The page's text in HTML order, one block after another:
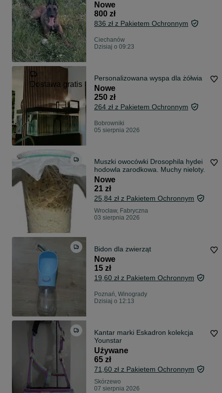
Nowe
800 zł
836 zł z Pakietem Ochronnym
Ciechanów
Dzisiaj o 09:23
Dostawa gratis
Personalizowana wyspa dla żółwia
Nowe
250 zł
264 zł z Pakietem Ochronnym
Bobrowniki
05 sierpnia 2026
Muszki owocówki Drosophila hydei
hodowla zarodkowa. Muchy nieloty.
Nowe
21 zł
25,84 zł z Pakietem Ochronnym
Wrocław, Fabryczna
03 sierpnia 2026
Bidon dla zwierząt
Nowe
15 zł
19,60 zł z Pakietem Ochronnym
Poznań, Winogrady
Dzisiaj o 12:13
Kantar marki Eskadron kolekcja
Younstar
Używane
65 zł
71,60 zł z Pakietem Ochronnym
Skórzewo
07 sierpnia 2026